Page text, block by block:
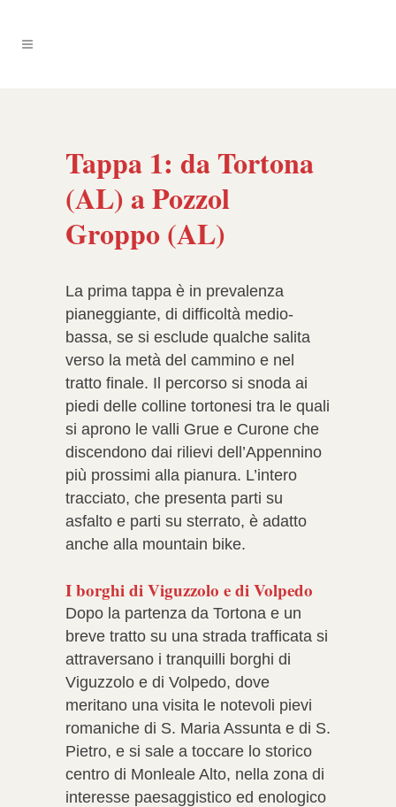
Tappa 1: da Tortona
(AL) a Pozzol
Groppo (AL)
La prima tappa è in prevalenza
pianeggiante, di difficoltà medio-
bassa, se si esclude qualche salita
verso la metà del cammino e nel
tratto finale. Il percorso si snoda ai
piedi delle colline tortonesi tra le quali
si aprono le valli Grue e Curone che
discendono dai rilievi dell’Appennino
più prossimi alla pianura. L’intero
tracciato, che presenta parti su
asfalto e parti su sterrato, è adatto
anche alla mountain bike.
Iborghi di Viguzzolo e di Volpedo
Dopo la partenza da Tortona e un
breve tratto su una strada trafficata si
attraversano i tranquilli borghi di
Viguzzolo e di Volpedo, dove
meritano una visita le notevoli pievi
romaniche di S. Maria Assunta e di S.
Pietro, e si sale a toccare lo storico
centro di Monleale Alto, nella zona di
interesse paesaggistico ed enologico